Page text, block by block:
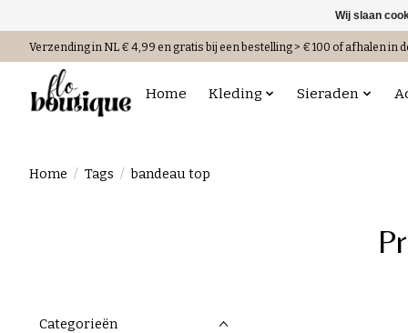
Verzending in NL € 4,99 en gratis bij een bestelling > € 100 of afhalen in
Home Kleding Sieraden
Home / Tags / bandeau top
Categorieën
Wij slaan